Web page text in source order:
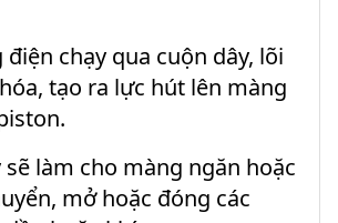
điện chạy qua cuộn dây, lõi
tạo ra lực hút lên màng
sẽ làm cho màng ngăn hoặc
mở hoặc đóng các